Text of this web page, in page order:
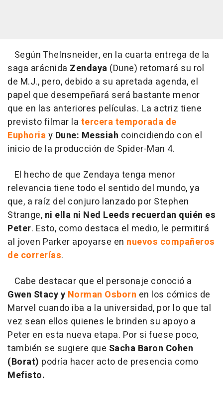
Según TheInsneider, en la cuarta entrega de la
saga arácnida Zendaya (Dune) retomará su rol
de M.J., pero, debido a su apretada agenda, el
papel que desempeñará será bastante menor
que en las anteriores películas. La actriz tiene
previsto filmar la tercera temporada de
Euphoriay Dune: Messiah coincidiendo con el
inicio de la producción de Spider-Man 4.
El hecho de que Zendaya tenga menor
relevancia tiene todo el sentido del mundo, ya
que, a raíz del conjuro lanzado por Stephen
Strange, ni ella ni Ned Leeds recuerdan quién es
Peter. Esto, como destaca el medio, le permitirá
al joven Parker apoyarse en nuevos compañeros
de correrías.
Cabe destacar que el personaje conoció a
Gwen Stacy y Norman Osborn en los cómics de
Marvel cuando iba a la universidad, por lo que tal
vez sean ellos quienes le brinden su apoyo a
Peter en esta nueva etapa. Por si fuese poco,
también se sugiere que Sacha Baron Cohen
(Borat) podría hacer acto de presencia como
Mefisto.